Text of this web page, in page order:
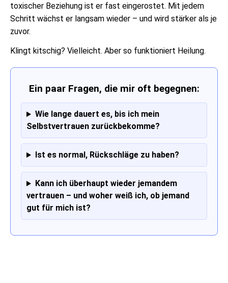
toxischer Beziehung ist er fast eingerostet. Mit jedem
Schritt wächst er langsam wieder – und wird stärker als je
zuvor.
Klingt kitschig? Vielleicht. Aber so funktioniert Heilung.
Ein paar Fragen, die mir oft begegnen:
Wie lange dauert es, bis ich mein
Selbstvertrauen zurückbekomme?
Ist es normal, Rückschläge zu haben?
Kann ich überhaupt wieder jemandem
vertrauen – und woher weiß ich, ob jemand
gut für mich ist?